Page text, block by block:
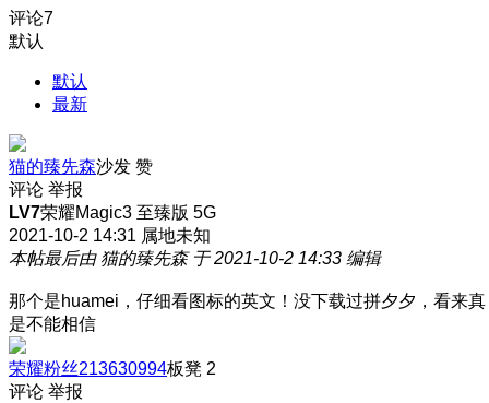
评论7
默认
默认
最新
猫的臻先森沙发 赞
评论 举报
LV7荣耀Magic3 至臻版 5G
2021-10-2 14:31 属地未知
本帖最后由 猫的臻先森 于 2021-10-2 14:33 编辑
那个是huamei，仔细看图标的英文！没下载过拼夕夕，看来真
是不能相信
荣耀粉丝213630994板凳 2
评论 举报